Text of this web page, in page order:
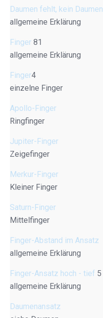
Daumen fehlt, kein Daumen
allgemeine Erklärung
Finger 81
allgemeine Erklärung
Finger4
einzelne Finger
Apollo-Finger
Ringfinger
Jupiter-Finger
Zeigefinger
Merkur-Finger
Kleiner Finger
Saturn-Finger
Mittelfinger
Finger-Abstand im Ansatz
allgemeine Erklärung
Finger-Ansatz hoch - tief 5
allgemeine Erklärung
Daumenansatz